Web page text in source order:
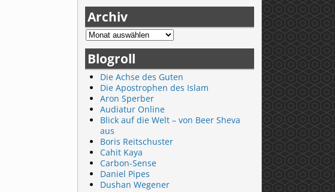
Archiv
Blogroll
Die Achse des Guten
Die Apostrophen des Islam
Aron Sperber
Audiatur Online
Blick auf die Welt – von Beer Sheva
aus
Boris Reitschuster
Cahit Kaya
Carbon-Sense
Daniel Pipes
Dushan Wegener